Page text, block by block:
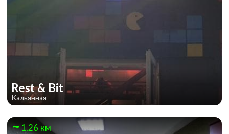
Rest & Bit
Кальянная
1.26 км